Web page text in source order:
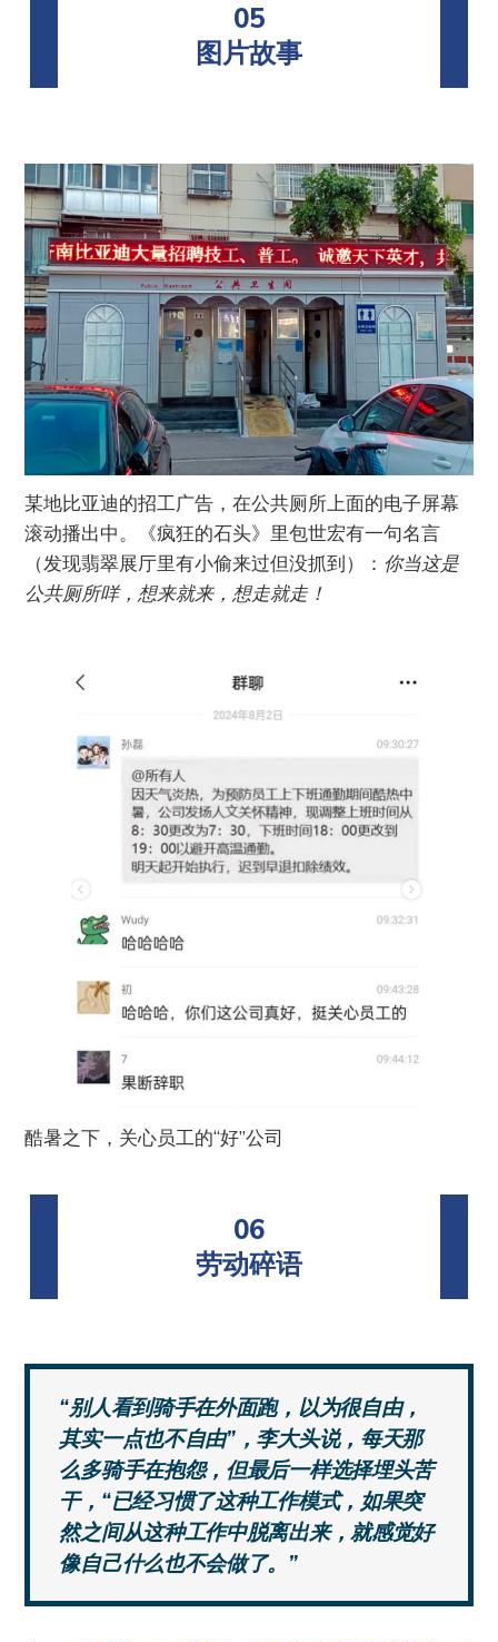
05
图片故事
某地比亚迪的招工广告，在公共厕所上面的电子屏幕
滚动播出中。《疯狂的石头》里包世宏有一句名言
（发现翡翠展厅里有小偷来过但没抓到）： 你当这是
公共厕所咩，想来就来，想走就走！
酷暑之下，关心员工的“好”公司
06
劳动碎语
“别人看到骑手在外面跑，以为很自由，
其实一点也不自由”，李大头说，每天那
么多骑手在抱怨，但最后一样选择埋头苦
干，“已经习惯了这种工作模式，如果突
然之间从这种工作中脱离出来，就感觉好
像自己什么也不会做了。”